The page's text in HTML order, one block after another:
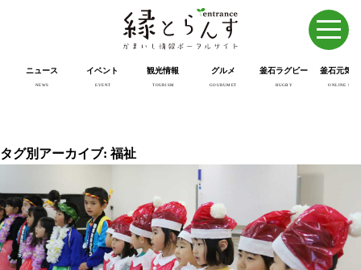
ニュース
NEWS
イベント
EVENT
観光情報
TOURISM
グルメ
GOURUMET
釜石ラグビー
RUGBY
釜石元気
ONLINE SHOP
タグ別アーカイブ: 福祉